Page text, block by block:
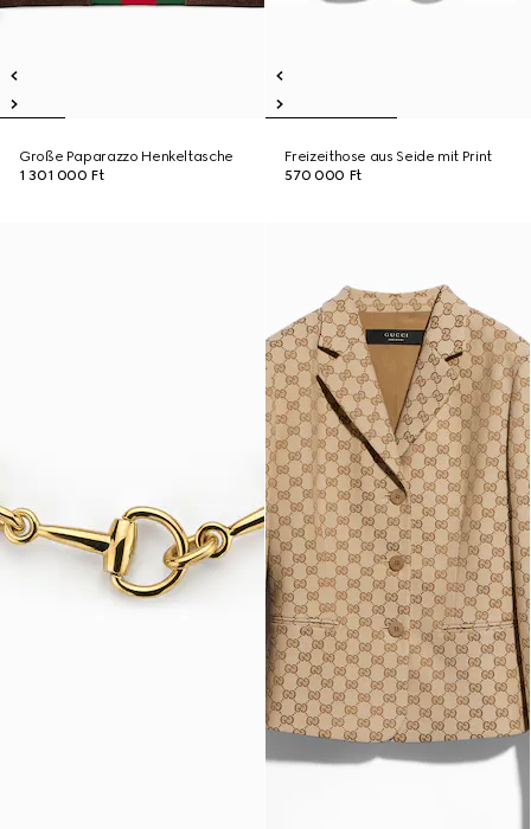
Große Paparazzo Henkeltasche
1 301 000 Ft
Freizeithose aus Seide mit Print
570 000 Ft